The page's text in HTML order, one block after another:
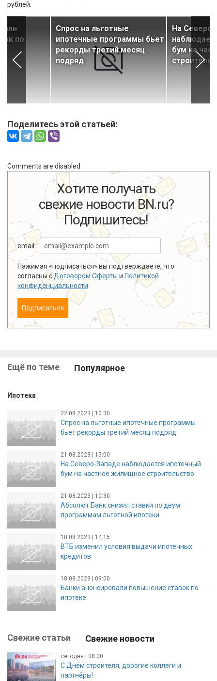
рублей.
по
Спрос на льготные
ипотечные программы бьет
рекорды третий месяц
подряд
На
бум на
Поделитесь этой статьей:
Comments are disabled
Хотите получать
свежие новости BN.ru?
Подпишитесь!
email:
Нажимая «подписаться» вы подтверждаете, что
согласны сДоговором Оферты и Политикой
конфиденциальности
Подписаться
Ещё по теме Популярное
Ипотека
22.08.2023 | 10:30
Спрос на льготные ипотечные программы
бьет рекорды третий месяц подряд
21.08.2023 | 15:00
На Северо-Западе наблюдается ипотечный
бум на частное жилищное строительство
21.08.2023 | 10:30
Абсолют Банк снизил ставки по двум
программам льготной ипотеки
18.08.2023 | 14:15
ВТБ изменил условия выдачи ипотечных
кредитов
18.08.2023 | 09:00
Банки анонсировали повышение ставок по
ипотеке
Свежие статьи Свежие новости
сегодня | 08:00
С Днём строителя, дорогие коллеги и
партнёры!